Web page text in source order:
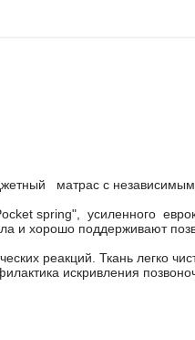
матрас с
spring", усиленного
и хорошо поддерживают
реакций. Ткань легко
искривления